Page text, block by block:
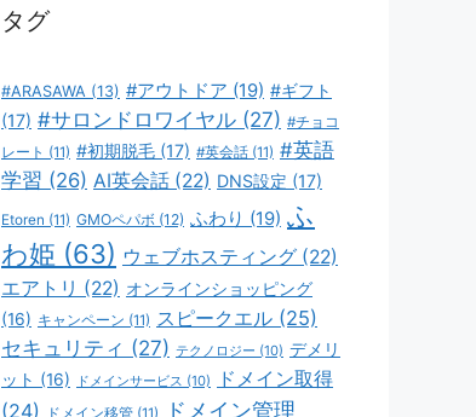
タグ
#ARASAWA (13) #アウトドア (19) #ギフト
(17) #サロンドロワイヤル (27) #チョコ
レート (11) #初期脱毛 (17) #英会話 (11) #英語
学習 (26) AI英会話 (22) DNS設定 (17)
Etoren (11) GMOペパボ (12) ふわり (19) ふ
わ姫 (63) ウェブホスティング (22)
エアトリ (22) オンラインショッピング
(16) キャンペーン (11) スピークエル (25)
セキュリティ (27) テクノロジー (10) デメリ
ット (16) ドメインサービス (10)
ドメイン取得
(24)
ドメイン移管 (11)
ドメイン管理